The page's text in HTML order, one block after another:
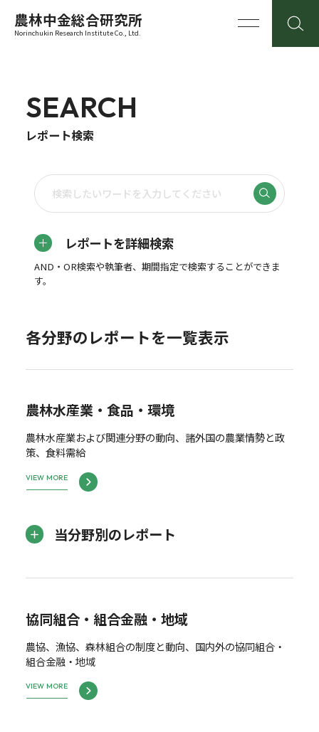
農林中金総合研究所
Norinchukin Research Institute Co., Ltd.
SEARCH
レポート検索
レポートを詳細検索
AND・OR検索や執筆者、期間指定で検索することができま
す。
各分野のレポートを一覧表示
農林水産業・食品・環境
農林水産業および関連分野の動向、諸外国の農業情勢と政
策、食料需給
VIEW MORE
当分野別のレポート
協同組合・組合金融・地域
農協、漁協、森林組合の制度と動向、国内外の協同組合・
組合金融・地域
VIEW MORE